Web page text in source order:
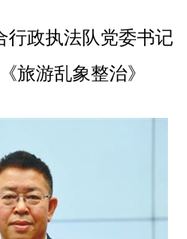
行政执法队党委书记
旅游乱象整治》